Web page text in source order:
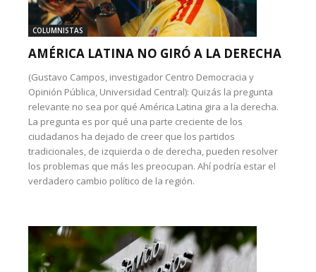
COLUMNISTAS
AMÉRICA LATINA NO GIRÓ A LA DERECHA
(Gustavo Campos, investigador Centro Democracia y
Opinión Pública, Universidad Central): Quizás la pregunta
relevante no sea por qué América Latina gira a la derecha.
La pregunta es por qué una parte creciente de los
ciudadanos ha dejado de creer que los partidos
tradicionales, de izquierda o de derecha, pueden resolver
los problemas que más les preocupan. Ahí podría estar el
verdadero cambio político de la región.